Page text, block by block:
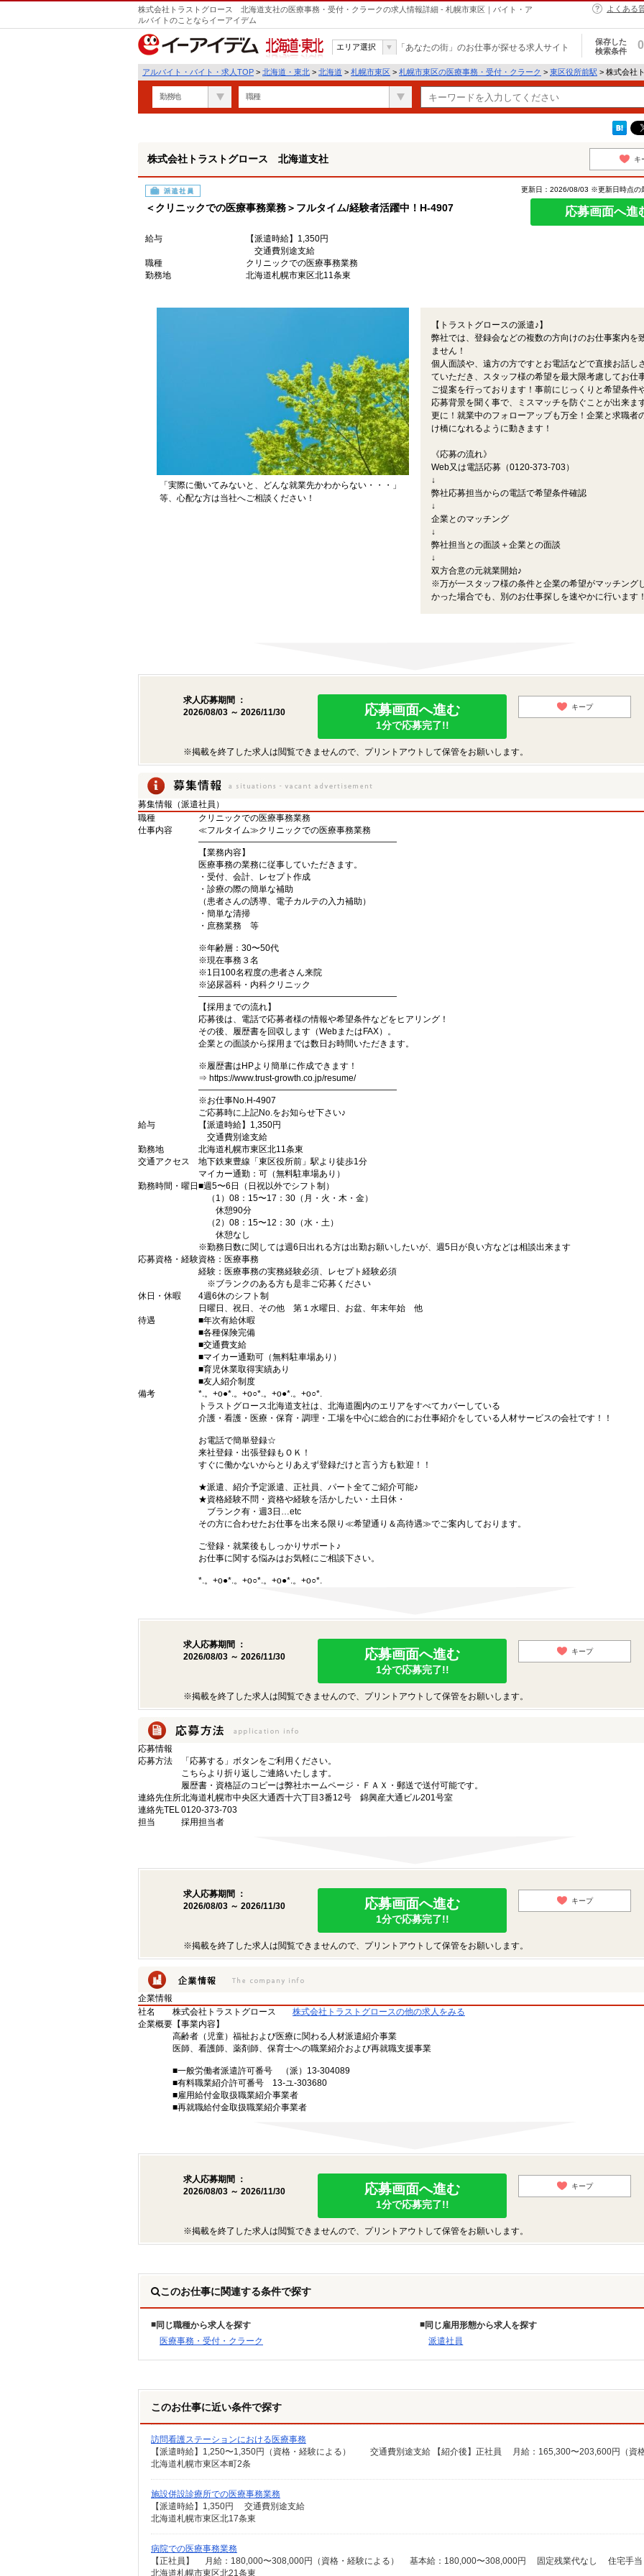
株式会社トラストグロース 北海道支社の医療事務・受付・クラークの求人情報詳細 - 札幌市東区｜バイト・ア
ルバイトのことならイーアイデム
よくある
北海道・東北
エリア選択 「あなたの街」のお仕事が探せる求人サイト
保存した
検索条件
0
アルバイト・バイト・求人TOP > 北海道・東北 > 北海道 > 札幌市東区 > 札幌市東区の医療事務・受付・クラーク > 東区役所前駅 > 株式会社
勤務地 職種
株式会社トラストグロース 北海道支社 キ
派遣社員
＜クリニックでの医療事務業務＞フルタイム/経験者活躍中！H-4907
更新日：2026/08/03 ※更新日時点の
応募画面へ進
給与
【派遣時給】1,350円
交通費別途支給
職種
クリニックでの医療事務業務
勤務地
北海道札幌市東区北11条東
「実際に働いてみないと、どんな就業先かわからない・・・」
等、心配な方は当社へご相談ください！
【トラストグロースの派遣♪】
弊社では、登録会などの複数の方向けのお仕事案内を
ません！
個人面談や、遠方の方ですとお電話などで直接お話し
ていただき、スタッフ様の希望を最大限考慮してお仕
ご提案を行っております！事前にじっくりと希望条件や
応募背景を聞く事で、ミスマッチを防ぐことが出来ま
更に！就業中のフォローアップも万全！企業と求職者
け橋になれるように動きます！
《応募の流れ》
Web又は電話応募（0120-373-703）
↓
弊社応募担当からの電話で希望条件確認
↓
企業とのマッチング
↓
弊社担当との面談＋企業との面談
↓
双方合意の元就業開始♪
※万が一スタッフ様の条件と企業の希望がマッチング
かった場合でも、別のお仕事探しを速やかに行います！
求人応募期間 ：
2026/08/03 ～ 2026/11/30
応募画面へ進む
1分で応募完了!!
キープ
※掲載を終了した求人は閲覧できませんので、プリントアウトして保管をお願いします。
募集情報（派遣社員）
職種
クリニックでの医療事務業務
仕事内容
≪フルタイム≫クリニックでの医療事務業務
―――――――――――――――――――――――
【業務内容】
医療事務の業務に従事していただきます。
・受付、会計、レセプト作成
・診療の際の簡単な補助
（患者さんの誘導、電子カルテの入力補助）
・簡単な清掃
・庶務業務 等
※年齢層：30〜50代
※現在事務３名
※1日100名程度の患者さん来院
※泌尿器科・内科クリニック
―――――――――――――――――――――――
【採用までの流れ】
応募後は、電話で応募者様の情報や希望条件などをヒアリング！
その後、履歴書を回収します（WebまたはFAX）。
企業との面談から採用までは数日お時間いただきます。
※履歴書はHPより簡単に作成できます！
⇒ https://www.trust-growth.co.jp/resume/
―――――――――――――――――――――――
※お仕事No.H-4907
ご応募時に上記No.をお知らせ下さい♪
給与
【派遣時給】1,350円
交通費別途支給
勤務地
北海道札幌市東区北11条東
交通アクセス
地下鉄東豊線「東区役所前」駅より徒歩1分
マイカー通勤：可（無料駐車場あり）
勤務時間・曜日 ■週5〜6日（日祝以外でシフト制）
（1）08：15〜17：30（月・火・木・金）
休憩90分
（2）08：15〜12：30（水・土）
休憩なし
※勤務日数に関しては週6日出れる方は出勤お願いしたいが、週5日が良い方などは相談出来ます
応募資格・経験資格：医療事務
経験：医療事務の実務経験必須、レセプト経験必須
※ブランクのある方も是非ご応募ください
休日・休暇
4週6休のシフト制
日曜日、祝日、その他 第１水曜日、お盆、年末年始 他
待遇
■年次有給休暇
■各種保険完備
■交通費支給
■マイカー通勤可（無料駐車場あり）
■育児休業取得実績あり
■友人紹介制度
備考
*.。+o●*.。+o○*.。+o●*.。+o○*.
トラストグロース北海道支社は、北海道圏内のエリアをすべてカバーしている
介護・看護・医療・保育・調理・工場を中心に総合的にお仕事紹介をしている人材サービスの会社です！！
お電話で簡単登録☆
来社登録・出張登録もＯＫ！
すぐに働かないからとりあえず登録だけと言う方も歓迎！！
★派遣、紹介予定派遣、正社員、パート全てご紹介可能♪
★資格経験不問・資格や経験を活かしたい・土日休・
ブランク有・週3日…etc
その方に合わせたお仕事を出来る限り≪希望通り＆高待遇≫でご案内しております。
ご登録・就業後もしっかりサポート♪
お仕事に関する悩みはお気軽にご相談下さい。
*.。+o●*.。+o○*.。+o●*.。+o○*.
求人応募期間 ：
2026/08/03 ～ 2026/11/30
応募画面へ進む
1分で応募完了!!
キープ
※掲載を終了した求人は閲覧できませんので、プリントアウトして保管をお願いします。
応募情報
応募方法
「応募する」ボタンをご利用ください。
こちらより折り返しご連絡いたします。
履歴書・資格証のコピーは弊社ホームページ・ＦＡＸ・郵送で送付可能です。
連絡先住所北海道札幌市中央区大通西十六丁目3番12号 錦興産大通ビル201号室
連絡先TEL0120-373-703
担当
採用担当者
求人応募期間 ：
2026/08/03 ～ 2026/11/30
応募画面へ進む
1分で応募完了!!
キープ
※掲載を終了した求人は閲覧できませんので、プリントアウトして保管をお願いします。
企業情報
社名
株式会社トラストグロース
株式会社トラストグロースの他の求人をみる
企業概要 【事業内容】
高齢者（児童）福祉および医療に関わる人材派遣紹介事業
医師、看護師、薬剤師、保育士への職業紹介および再就職支援事業
■一般労働者派遣許可番号 （派）13-304089
■有料職業紹介許可番号 13-ユ-303680
■雇用給付金取扱職業紹介事業者
■再就職給付金取扱職業紹介事業者
求人応募期間 ：
2026/08/03 ～ 2026/11/30
応募画面へ進む
1分で応募完了!!
キープ
※掲載を終了した求人は閲覧できませんので、プリントアウトして保管をお願いします。
このお仕事に関連する条件で探す
同じ職種から求人を探す
医療事務・受付・クラーク
同じ雇用形態から求人を探す
派遣社員
このお仕事に近い条件で探す
訪問看護ステーションにおける医療事務
北海道札幌市東区本町2条
施設併設診療所での医療事務業務
【派遣時給】1,350円 交通費別途支給
北海道札幌市東区北17条東
病院での医療事務業務
北海道札幌市東区北21条東